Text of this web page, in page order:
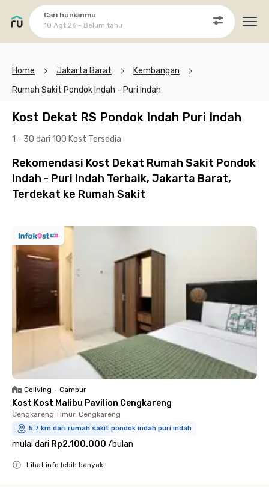
Cari hunianmu
10 Agt 26 - Belum tahu
Home Jakarta Barat
Kembangan
Rumah Sakit Pondok Indah - Puri Indah
Kost Dekat RS Pondok Indah Puri Indah
1 - 30 dari 100 Kost Tersedia
Rekomendasi Kost Dekat Rumah Sakit Pondok
Indah - Puri Indah Terbaik, Jakarta Barat,
Terdekat ke Rumah Sakit
Coliving • Campur
Kost Kost Malibu Pavilion Cengkareng
Cengkareng Timur, Cengkareng
5.7 km dari rumah sakit pondok indah puri indah
mulai dari Rp2.100.000 /bulan
Lihat info lebih banyak